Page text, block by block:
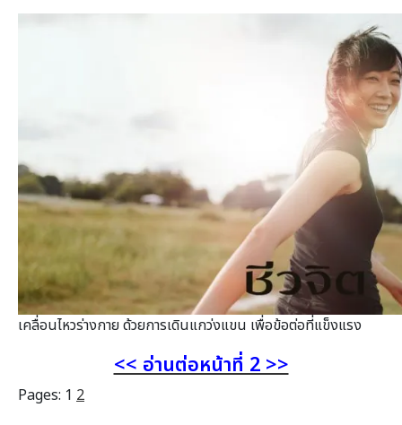
เคลื่อนไหวร่างกาย ด้วยการเดินแกว่งแขน เพื่อข้อต่อที่แข็งแรง
<< อ่านต่อหน้าที่ 2 >>
Pages: 1 2